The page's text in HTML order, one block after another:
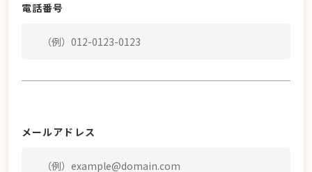
電話番号
メールアドレス